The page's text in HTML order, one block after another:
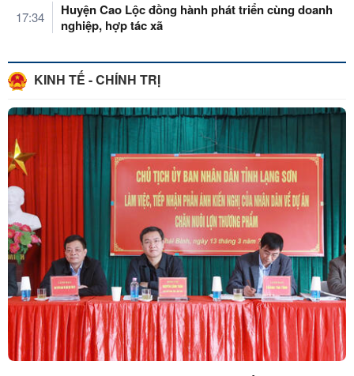
17:34
Huyện Cao Lộc đồng hành phát triển cùng doanh
nghiệp, hợp tác xã
KINH TẾ - CHÍNH TRỊ